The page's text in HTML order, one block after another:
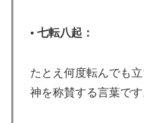
• 七転八起：
たとえ何度転んでも
神を称賛する言葉です